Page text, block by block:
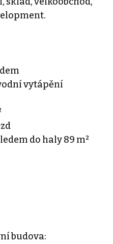
vytápění
do haly 89 m²
budova: